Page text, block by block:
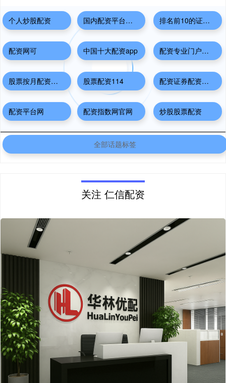
个人炒股配资 国内配资平台排名 排名前10的证券公司
配资网可 中国十大配资app 配资专业门户登录入口
股票按月配资开户 股票配资114 配资证券配资网站
配资平台网 配资指数网官网 炒股股票配资
全部话题标签
关注 仁信配资